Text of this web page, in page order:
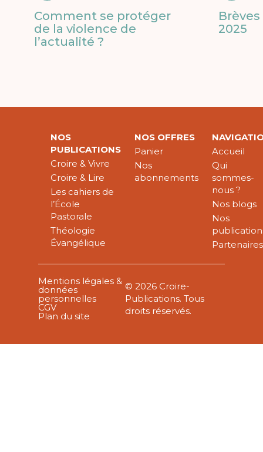
Comment se protéger
de la violence de
l’actualité ?
2025
NOS
PUBLICATIONS
Croire & Vivre
Croire & Lire
Les cahiers de
l’École
Pastorale
Théologie
Évangélique
NOS OFFRES
Panier
Nos
abonnements
Accueil
Qui
sommes-
nous ?
Nos blogs
Nos
Partenaires
Mentions légales &
données
personnelles
CGV
Plan du site
© 2026 Croire-
Publications. Tous
droits réservés.